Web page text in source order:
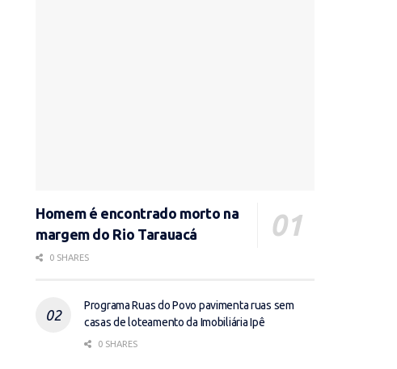
Homem é encontrado morto na
margem do Rio Tarauacá
0 SHARES
Programa Ruas do Povo pavimenta ruas sem
casas de loteamento da Imobiliária Ipê
0 SHARES